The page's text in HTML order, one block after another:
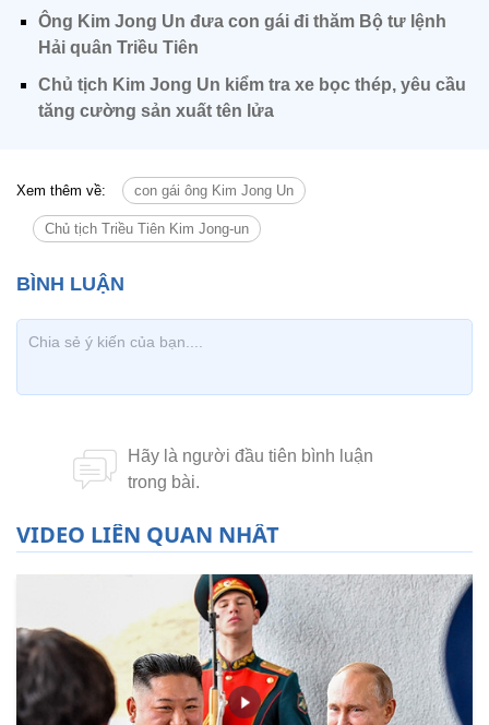
Ông Kim Jong Un đưa con gái đi thăm Bộ tư lệnh
Hải quân Triều Tiên
Chủ tịch Kim Jong Un kiểm tra xe bọc thép, yêu cầu
tăng cường sản xuất tên lửa
Xem thêm về: con gái ông Kim Jong Un
Chủ tịch Triều Tiên Kim Jong-un
VIDEO LIÊN QUAN NHẤT